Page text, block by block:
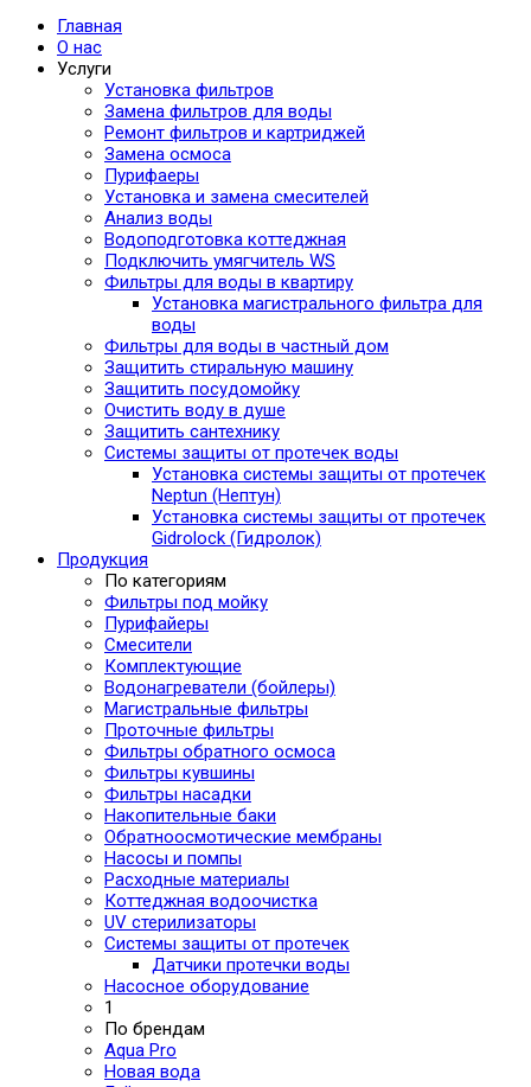
Главная
О нас
Услуги
Установка фильтров
Замена фильтров для воды
Ремонт фильтров и картриджей
Замена осмоса
Пурифаеры
Установка и замена смесителей
Анализ воды
Водоподготовка коттеджная
Подключить умягчитель WS
Фильтры для воды в квартиру
Установка магистрального фильтра для
воды
Фильтры для воды в частный дом
Защитить стиральную машину
Защитить посудомойку
Очистить воду в душе
Защитить сантехнику
Системы защиты от протечек воды
Установка системы защиты от протечек
Neptun (Нептун)
Установка системы защиты от протечек
Gidrolock (Гидролок)
Продукция
По категориям
Фильтры под мойку
Пурифайеры
Смесители
Комплектующие
Водонагреватели (бойлеры)
Магистральные фильтры
Проточные фильтры
Фильтры обратного осмоса
Фильтры кувшины
Фильтры насадки
Накопительные баки
Обратноосмотические мембраны
Насосы и помпы
Расходные материалы
Коттеджная водоочистка
UV стерилизаторы
Системы защиты от протечек
Датчики протечки воды
Насосное оборудование
1
По брендам
Aqua Pro
Новая вода